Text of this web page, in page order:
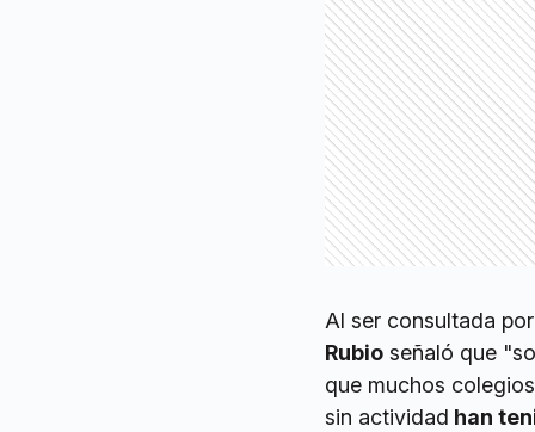
Al ser consultada
Rubio señaló que
que muchos
sin actividad han